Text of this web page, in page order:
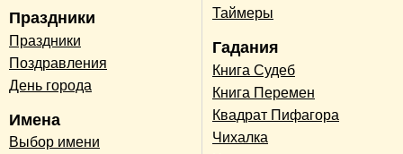
Праздники
Праздники
Поздравления
День города
Имена
Выбор имени
Таймеры
Гадания
Книга Судеб
Книга Перемен
Квадрат Пифагора
Чихалка